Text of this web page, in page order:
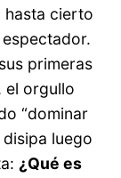
hasta cierto
primeras
el orgullo
“dominar
luego
¿Qué es